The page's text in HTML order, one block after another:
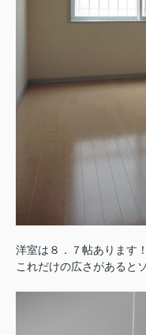
洋室は８．７帖あります！
これだけの広さがあると